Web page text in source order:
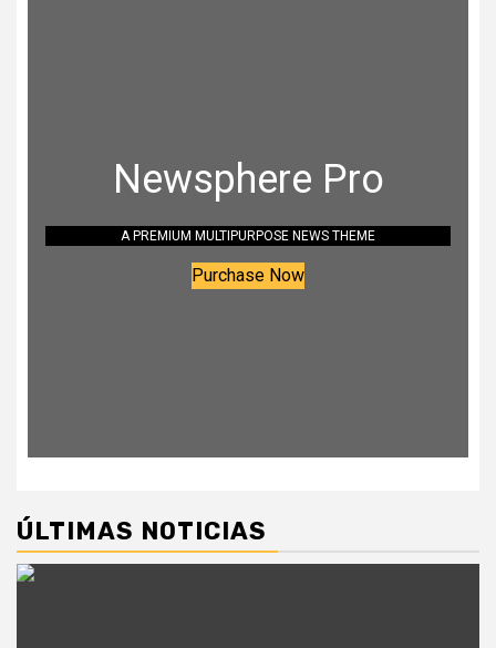
Newsphere Pro
A PREMIUM MULTIPURPOSE NEWS THEME
Purchase Now
ÚLTIMAS NOTICIAS